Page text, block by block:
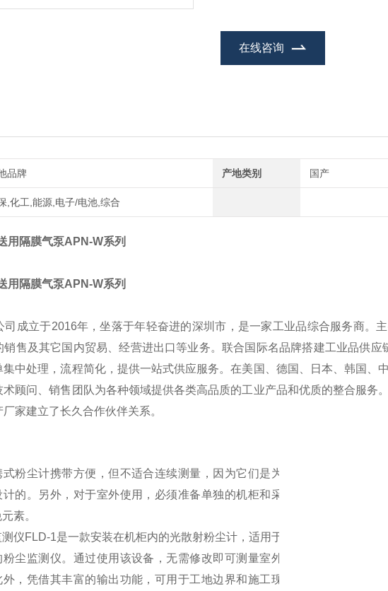
在线咨询
品牌 产地类别 国产
,化工,能源,电子/电池,综合
用隔膜气泵APN-W系列
用隔膜气泵APN-W系列
成立于2016年，坐落于年轻奋进的深圳市，是一家工业品综合服务商。
销售及其它国内贸易、经营进出口等业务。联合国际名品牌搭建工业品供应
中处理，流程简化，提供一站式供应服务。在美国、德国、日本、韩国、
顾问、销售团队为各种领域提供各类高品质的工业产品和优质的整合服务
家建立了长久合作伙伴关系。
粉尘计携带方便，但不适合连续测量，因为它们是为短测
的。
另外，对于室外使用，必须准备单独的机柜和采样管
素。
仪FLD-1是一款安装在机柜内的光散射粉尘计，适用于户外
尘监测仪。 通过使用该设备，无需修改即可测量室外的粉
外，凭借其丰富的输出功能，可用于工地边界和施工现场的